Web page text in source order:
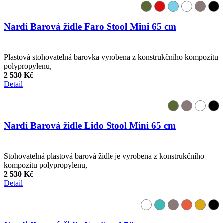
Nardi Barová židle Faro Stool Mini 65 cm
Plastová stohovatelná barovka vyrobena z konstrukčního kompozitu
polypropylenu,
2 530 Kč
Detail
Nardi Barová židle Lido Stool Mini 65 cm
Stohovatelná plastová barová židle je vyrobena z konstrukčního
kompozitu polypropylenu,
2 530 Kč
Detail